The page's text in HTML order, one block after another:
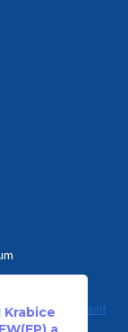
vyhrazena.
Upravit
a